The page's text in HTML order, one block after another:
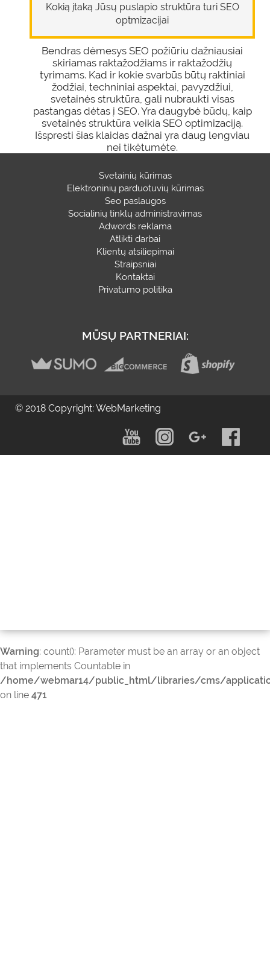
Kokią įtaką Jūsų puslapio struktūra turi SEO
optmizacijai
Bendras dėmesys SEO požiūriu dažniausiai
skiriamas raktažodžiams ir raktažodžių
tyrimams. Kad ir kokie svarbūs būtų raktiniai
žodžiai, techniniai aspektai, pavyzdžiui,
svetainės struktūra, gali nubraukti visas
pastangas dėtas į SEO. Yra daugybė būdų, kaip
svetainės struktūra veikia SEO optimizaciją.
Išspresti šias klaidas dažnai yra daug lengviau
nei tikėtumėte.
Svetainių kūrimas
Elektroninių parduotuvių kūrimas
Seo paslaugos
Socialinių tinklų administravimas
Adwords reklama
Atlikti darbai
Klientų atsiliepimai
Straipsniai
Kontaktai
Privatumo politika
MŪSŲ PARTNERIAI:
© 2018 Copyright: WebMarketing
Warning: count(): Parameter must be an array or an object
that implements Countable in
/home/webmar14/public_html/libraries/cms/
on line 471